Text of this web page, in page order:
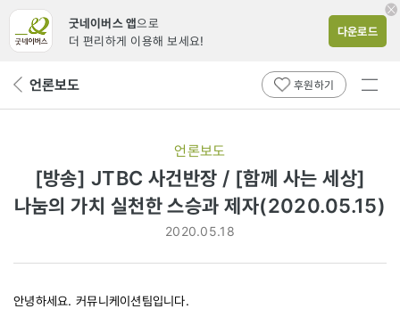
굿네이버스 앱으로
더 편리하게 이용해 보세요!
다운로드
뒤 언론보도 후원하기
전체
언론보도
[방송] JTBC 사건반장 / [함께 사는 세상]
나눔의 가치 실천한 스승과 제자(2020.05.15)
2020.05.18
안녕하세요. 커뮤니케이션팀입니다.